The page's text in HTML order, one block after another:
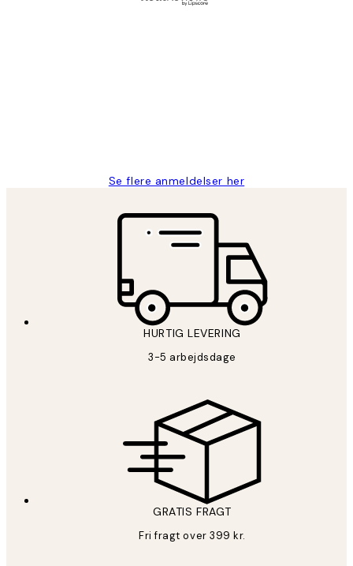
Se flere anmeldelser her
HURTIG LEVERING
3-5 arbejdsdage
GRATIS FRAGT
Fri fragt over 399 kr.